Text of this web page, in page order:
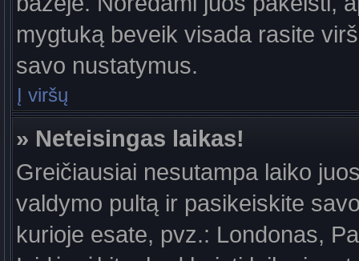
mygtuką beveik visada rasite
savo nustatymus.
Į viršų
» Neteisingas laikas!
Greičiausiai nesutampa laiko
valdymo pultą ir pasikeiskite
kurioje esate, pvz.: Londonas,